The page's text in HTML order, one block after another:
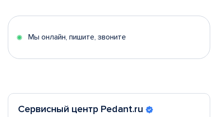
5
Мы онлайн, пишите, звоните
Сервисный центр Pedant.ru